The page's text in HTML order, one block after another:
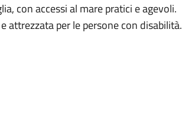
con accessi al mare pratici e agevoli.
attrezzata per le persone con disabilità.